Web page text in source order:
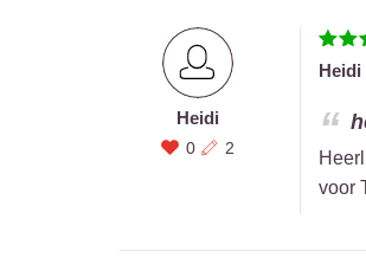
Heidi
0 2
Heidi
voor